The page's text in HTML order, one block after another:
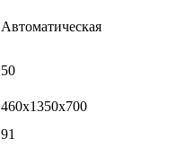
Автоматическая
50
460x1350x700
91